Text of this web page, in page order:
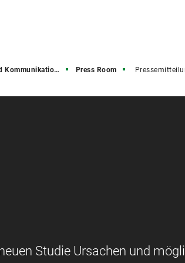
(PuK) Press Room
Studie Ursachen und